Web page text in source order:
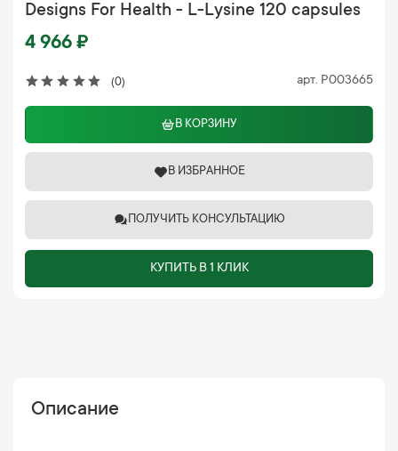
(0) арт. P003665
Designs For Health - L-Lysine 120 capsules
4 966 ₽
В КОРЗИНУ
В ИЗБРАННОЕ
ПОЛУЧИТЬ КОНСУЛЬТАЦИЮ
КУПИТЬ В 1 КЛИК
Описание